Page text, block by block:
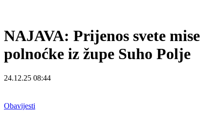
NAJAVA: Prijenos svete mise
polnoćke iz župe Suho Polje
24.12.25 08:44
Obavijesti